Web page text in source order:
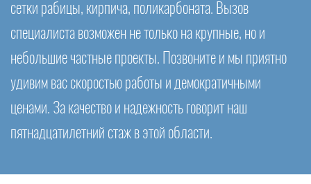
сетки рабицы, кирпича, поликарбоната. Вызов
специалиста возможен не только на крупные, но и
небольшие частные проекты. Позвоните и мы приятно
удивим вас скоростью работы и демократичными
ценами. За качество и надежность говорит наш
пятнадцатилетний стаж в этой области.